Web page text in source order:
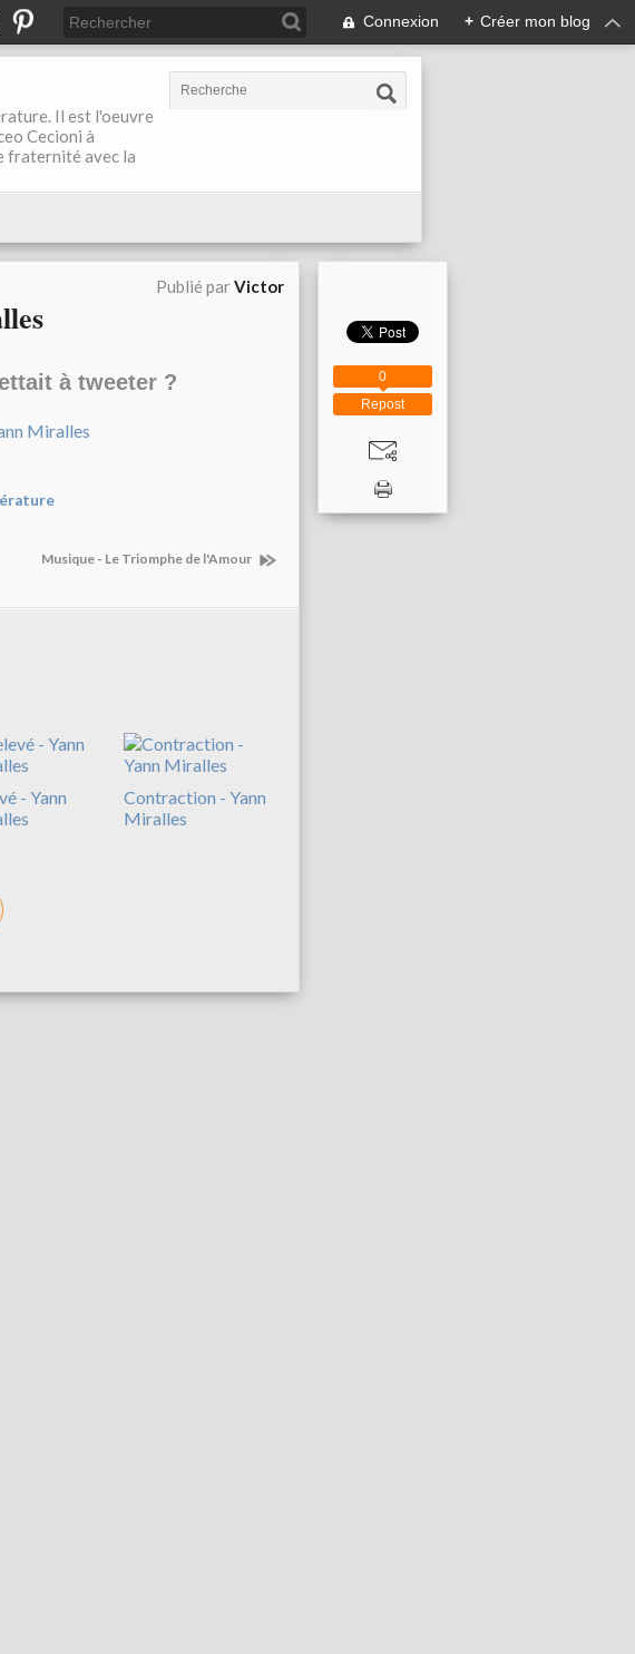
Connexion + Créer mon blog
Il est l'oeuvre
Cecioni à
fraternité avec la
Publié parVictor
à tweeter ?
Musique - Le Triomphe de l'Amour
- Yann
Contraction - Yann
Miralles
Repost
0